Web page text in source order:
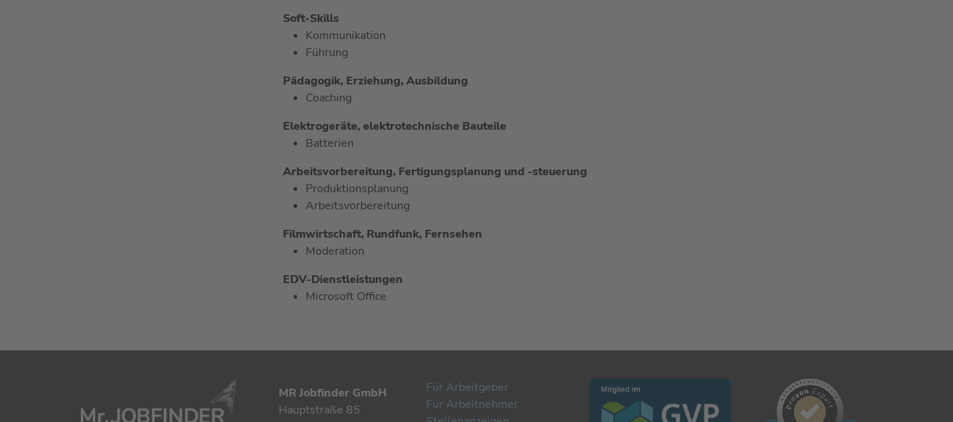
Soft-Skills
Kommunikation
Führung
Pädagogik, Erziehung, Ausbildung
Coaching
Elektrogeräte, elektrotechnische Bauteile
Batterien
Arbeitsvorbereitung, Fertigungsplanung und -steuerung
Produktionsplanung
Arbeitsvorbereitung
Filmwirtschaft, Rundfunk, Fernsehen
Moderation
EDV-Dienstleistungen
Microsoft Office
MR Jobfinder GmbH
Hauptstraße 85
Für Arbeitgeber
Für Arbeitnehmer